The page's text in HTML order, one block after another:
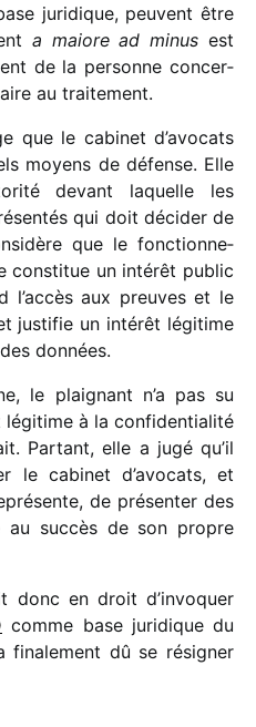
juri­dique, peuvent être
a maiore ad minus est
de la personne concer­
au traitement.
que le cabi­net d’avocats
moyens de défense. Elle
devant laquelle les
qui doit déci­der de
que le fonc­tion­ne­
consti­tue un inté­rêt public
l’accès aux preuves et le
justi­fie un inté­rêt légi­time
données.
le plai­gnant n’a pas su
à la confi­den­tia­lité
Partant, elle a jugé qu’il
le cabi­net d’avocats, et
de présen­ter des
succès de son propre
donc en droit d’invoquer
comme base juri­dique du
fina­le­ment dû se rési­gner